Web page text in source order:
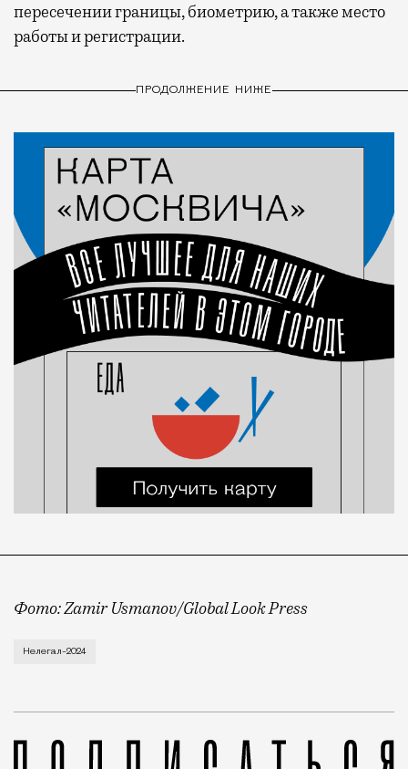
пересечении границы, биометрию, а также место
работы и регистрации.
ПРОДОЛЖЕНИЕ НИЖЕ
Фото: Zamir Usmanov/Global Look Press
Эту кампанию МВД проводит ежегодно,
Нелегал-2024